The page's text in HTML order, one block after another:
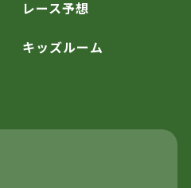
レース予想
キッズルーム